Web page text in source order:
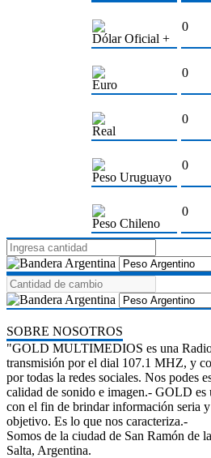
Dólar Oficial +
0
Euro
0
Real
0
Peso Uruguayo
0
Peso Chileno
0
SOBRE NOSOTROS
"GOLD MULTIMEDIOS es una
transmisión por el dial 107.1 MHZ, y
por todas la redes sociales. Nos podes
calidad de sonido e imagen.- GOLD es
con el fin de brindar información seria
objetivo. Es lo que nos caracteriza.-
Somos de la ciudad de San Ramón de
Salta, Argentina.